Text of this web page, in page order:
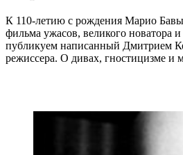
К 110-летию с рождения Марио
фильма ужасов, великого новатора
публикуем написанный Дмитрием
режиссера. О дивах, гностицизме и